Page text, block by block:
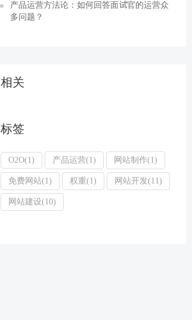
产品运营方法论：如何回答面试官的运营众
多问题？
相关
标签
O2O(1) 产品运营(1) 网站制作(1)
免费网站(1) 权重(1) 网站开发(11)
网站建设(10)